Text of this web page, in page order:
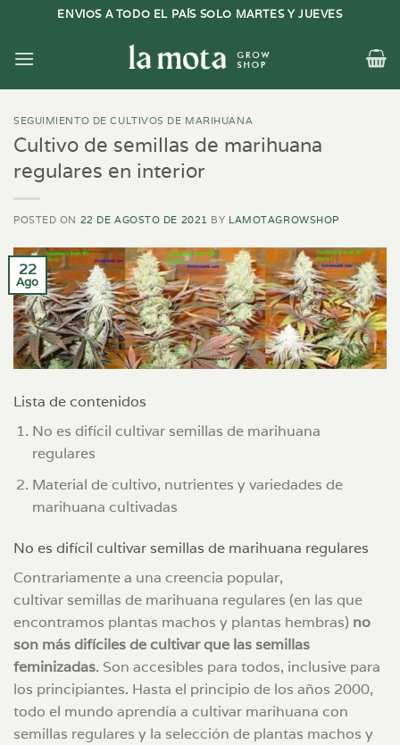
contenido
ENVIOS A TODO EL PAÍS SOLO MARTES Y JUEVES
SEGUIMIENTO DE CULTIVOS DE MARIHUANA
Cultivo de semillas de marihuana
regulares en interior
POSTED ON 22 DE AGOSTO DE 2021 BY LAMOTAGROWSHOP
22
Ago
Lista de contenidos
No es difícil cultivar semillas de marihuana
regulares
Material de cultivo, nutrientes y variedades de
marihuana cultivadas
No es difícil cultivar semillas de marihuana regulares
Contrariamente a una creencia popular,
cultivar semillas de marihuana regulares (en las que
encontramos plantas machos y plantas hembras) no
son más difíciles de cultivar que las semillas
feminizadas. Son accesibles para todos, inclusive para
los principiantes. Hasta el principio de los años 2000,
todo el mundo aprendía a cultivar marihuana con
semillas regulares y la selección de plantas machos y